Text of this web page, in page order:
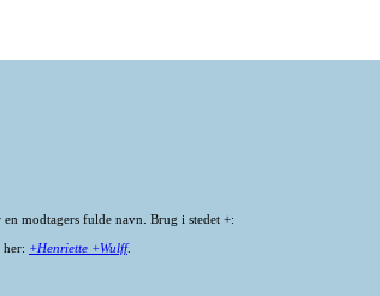
modtagers fulde navn. Brug i stedet +:
+Henriette +Wulff.